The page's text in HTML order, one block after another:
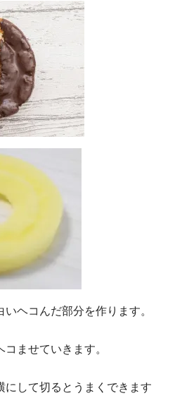
ヘコんだ部分を作ります。
ませていきます。
にして切るとうまくできます